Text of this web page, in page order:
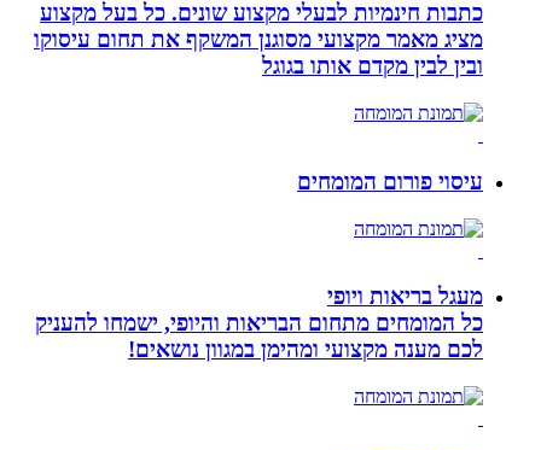
כתבות חינמיות לבעלי מקצוע שונים. כל בעל מקצוע
מציג מאמר מקצועי מסוגנן המשקף את תחום עיסוקו
ובין לבין מקדם אותו בגוגל
עיסוי פורום המומחים
מעגל בריאות ויופי
כל המומחים מתחום הבריאות והיופי, ישמחו להעניק
לכם מענה מקצועי ומהימן במגוון נושאים!